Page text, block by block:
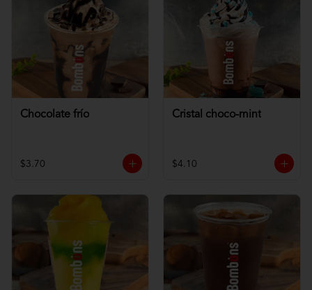
Chocolate frío
$3.70
Cristal choco-mint
$4.10